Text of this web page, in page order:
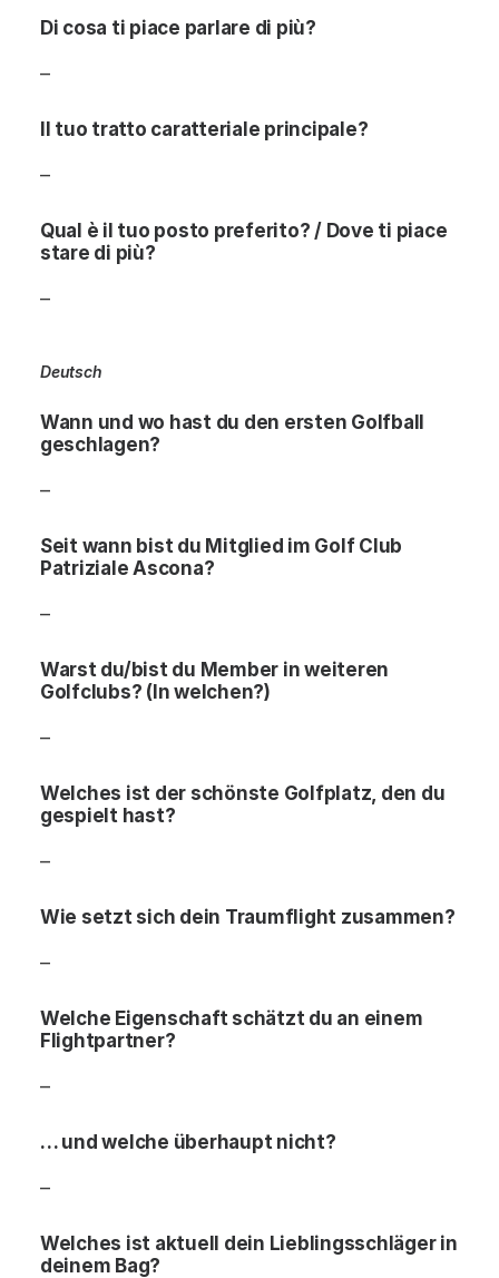
Di cosa ti piace parlare di più?
–
Il tuo tratto caratteriale principale?
–
Qual è il tuo posto preferito? / Dove ti piace
stare di più?
–
Deutsch
Wann und wo hast du den ersten Golfball
geschlagen?
–
Seit wann bist du Mitglied im Golf Club
Patriziale Ascona?
–
Warst du/bist du Member in weiteren
Golfclubs? (In welchen?)
–
Welches ist der schönste Golfplatz, den du
gespielt hast?
–
Wie setzt sich dein Traumflight zusammen?
–
Welche Eigenschaft schätzt du an einem
Flightpartner?
–
… und welche überhaupt nicht?
–
Welches ist aktuell dein Lieblingsschläger in
deinem Bag?